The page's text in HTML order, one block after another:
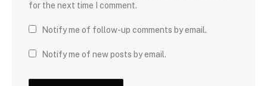
for the next time I comment.
Notify me of follow-up comments by email.
Notify me of new posts by email.